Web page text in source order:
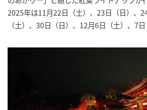
2025年は11月22日（土）、23日（日）、
（土）、30日（日）、12月6日（土）、7日